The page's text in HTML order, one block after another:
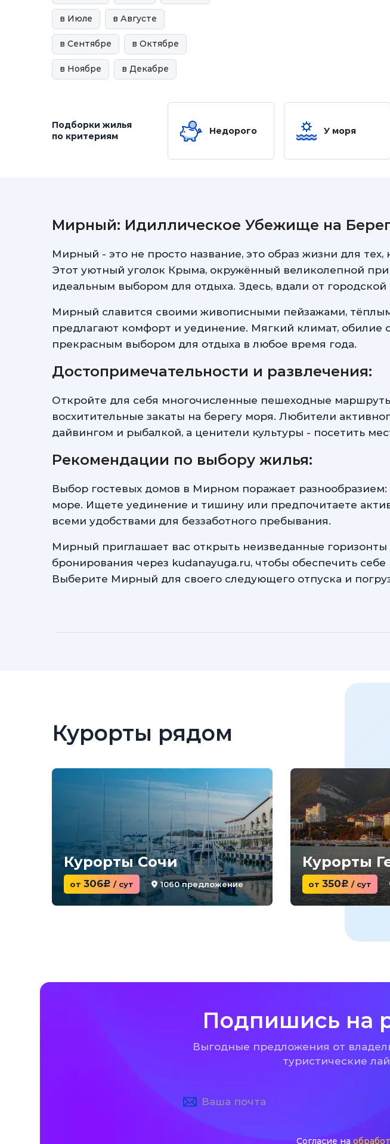
в Июле в Августе
в Сентябре в Октябре
в Ноябре в Декабре
Подборки жилья
по критериям
Недорого У моря
Мирный: Идиллическое Убежище на
Мирный - это не просто название, это образ жизни для
Этот уютный уголок Крыма, окружённый великолепной
идеальным выбором для отдыха. Здесь, вдали от
Мирный славится своими живописными пейзажами,
предлагают комфорт и уединение. Мягкий климат,
прекрасным выбором для отдыха в любое время года.
Достопримечательности и развлечения:
Откройте для себя многочисленные пешеходные
восхитительные закаты на берегу моря. Любители
дайвингом и рыбалкой, а ценители культуры - посетить
Рекомендации по выбору жилья:
Выбор гостевых домов в Мирном поражает
море. Ищете уединение и тишину или предпочитаете
всеми удобствами для беззаботного пребывания.
Мирный приглашает вас открыть неизведанные горизонты
бронирования через kudanayuga.ru, чтобы обеспечить
Выберите Мирный для своего следующего отпуска и
Курорты рядом
Курорты Сочи
от 306c / сут 1060 предложение
Курорты
от 350c / сут
Подпишись на
Выгодные предложения от
туристические
Согласие на